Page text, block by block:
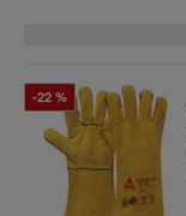
-22 %